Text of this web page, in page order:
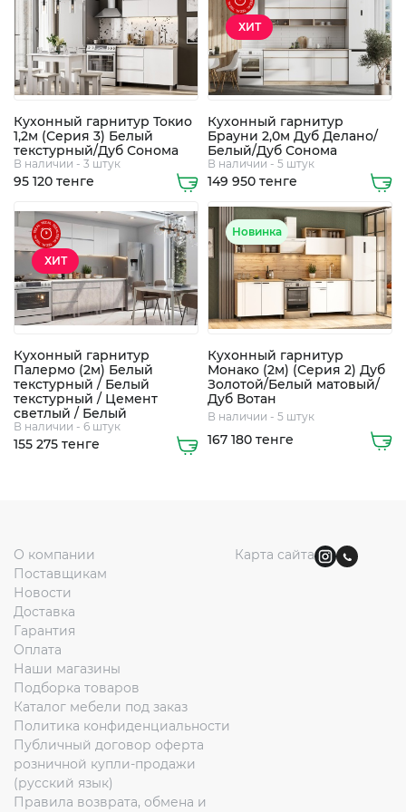
химия
Бытовая
техника
Экибастуз
+7
705
248
5508
8
747
363
0112
Кухонный гарнитур Токио
1,2м (Серия 3) Белый
текстурный/Дуб Сонома
В наличии - 3 штук
95 120 тенге
ХИТ
Кухонный гарнитур
Брауни 2,0м Дуб Делано/
Белый/Дуб Сонома
В наличии - 5 штук
149 950 тенге
ХИТ
Кухонный гарнитур
Палермо (2м) Белый
текстурный / Белый
текстурный / Цемент
светлый / Белый
В наличии - 6 штук
155 275 тенге
Новинка
Кухонный гарнитур
Монако (2м) (Серия 2) Дуб
Золотой/Белый матовый/
Дуб Вотан
В наличии - 5 штук
167 180 тенге
О компании
Поставщикам
Новости
Доставка
Гарантия
Оплата
Наши магазины
Подборка товаров
Каталог мебели под заказ
Политика конфиденциальности
Публичный договор оферта
розничной купли-продажи
(русский язык)
Правила возврата, обмена и
Карта сайта